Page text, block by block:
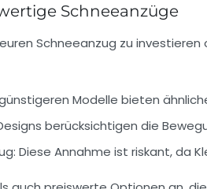
Schneeanzüge
Schneeanzug zu
Modelle bieten
berücksichtigen die
Diese Annahme ist riskant, da